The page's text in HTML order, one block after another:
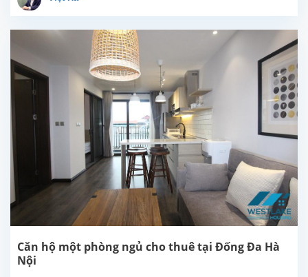
Đống
hộ ở
tầng
6 với
thiết
kế 1
phòng
ngủ,
phòng
vệ
sinh,
phòng
khách
đẹp
Căn hộ một phòng ngủ cho thuê tại Đống Đa Hà
Nội